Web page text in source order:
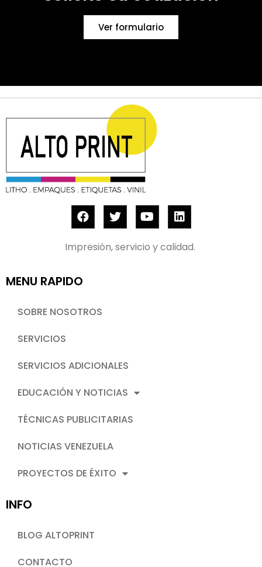
Ver formulario
Impresión, servicio y calidad.
MENU RAPIDO
SOBRE NOSOTROS
SERVICIOS
SERVICIOS ADICIONALES
EDUCACIÓN Y NOTICIAS
TÉCNICAS PUBLICITARIAS
NOTICIAS VENEZUELA
PROYECTOS DE ÉXITO
INFO
BLOG ALTOPRINT
CONTACTO